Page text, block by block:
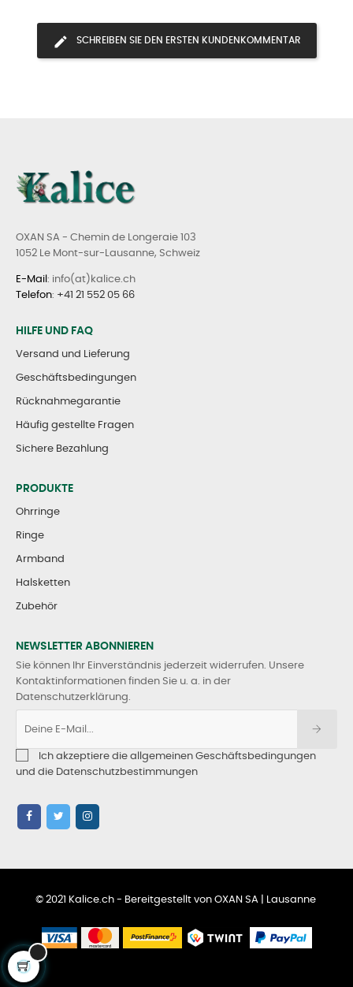
SCHREIBEN SIE DEN ERSTEN KUNDENKOMMENTAR
OXAN SA - Chemin de Longeraie 103
1052 Le Mont-sur-Lausanne, Schweiz
E-Mail : info(at)kalice.ch
Telefon: +41 21 552 05 66
HILFE UND FAQ
Versand und Lieferung
Geschäftsbedingungen
Rücknahmegarantie
Häufig gestellte Fragen
Sichere Bezahlung
PRODUKTE
Ohrringe
Ringe
Armband
Halsketten
Zubehör
NEWSLETTER ABONNIEREN
Sie können Ihr Einverständnis jederzeit widerrufen. Unsere
Kontaktinformationen finden Sie u. a. in der
Datenschutzerklärung.
Ich akzeptiere die allgemeinen Geschäftsbedingungen
und die Datenschutzbestimmungen
© 2021 Kalice.ch - Bereitgestellt von OXAN SA | Lausanne